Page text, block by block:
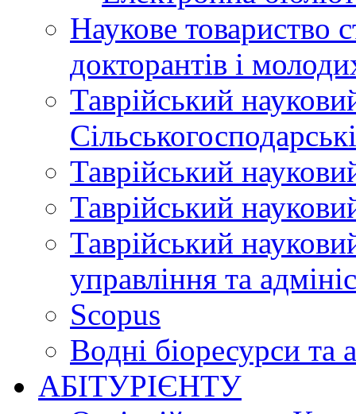
Наукове товариство
докторантів і
Таврійський
Таврійський
Таврійський
Таврійський
управління та
Scopus
Водні біоресурси та
АБІТУРІЄНТУ